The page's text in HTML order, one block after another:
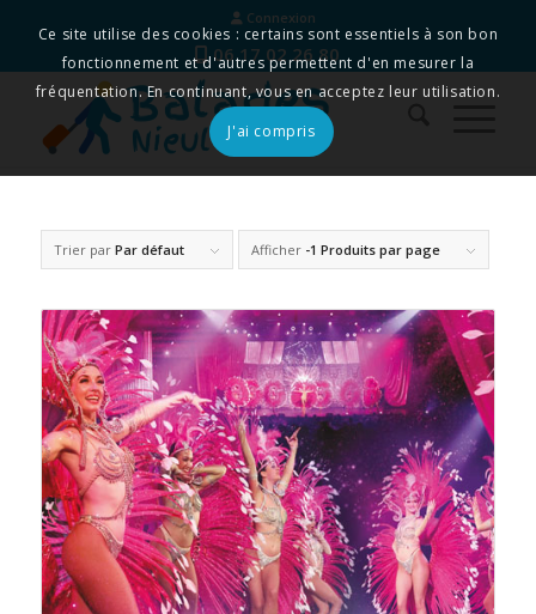
Connexion
06 17 02 26 80
Trier par Par défaut Afficher -1 Produits par page
Ce site utilise des cookies : certains sont essentiels à son bon
fonctionnement et d'autres permettent d'en mesurer la
fréquentation. En continuant, vous en acceptez leur utilisation.
J'ai compris